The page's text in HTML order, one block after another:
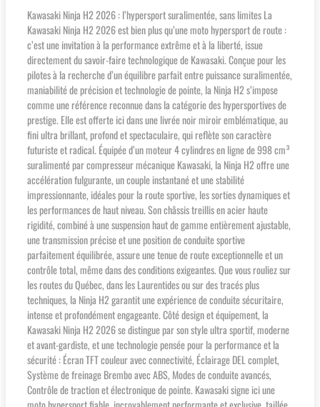
Kawasaki Ninja H2 2026 : l’hypersport suralimentée, sans limites La
Kawasaki Ninja H2 2026 est bien plus qu’une moto hypersport de route :
c’est une invitation à la performance extrême et à la liberté, issue
directement du savoir-faire technologique de Kawasaki. Conçue pour les
pilotes à la recherche d’un équilibre parfait entre puissance suralimentée,
maniabilité de précision et technologie de pointe, la Ninja H2 s’impose
comme une référence reconnue dans la catégorie des hypersportives de
prestige. Elle est offerte ici dans une livrée noir miroir emblématique, au
fini ultra brillant, profond et spectaculaire, qui reflète son caractère
futuriste et radical. Équipée d’un moteur 4 cylindres en ligne de 998 cm³
suralimenté par compresseur mécanique Kawasaki, la Ninja H2 offre une
accélération fulgurante, un couple instantané et une stabilité
impressionnante, idéales pour la route sportive, les sorties dynamiques et
les performances de haut niveau. Son châssis treillis en acier haute
rigidité, combiné à une suspension haut de gamme entièrement ajustable,
une transmission précise et une position de conduite sportive
parfaitement équilibrée, assure une tenue de route exceptionnelle et un
contrôle total, même dans des conditions exigeantes. Que vous rouliez sur
les routes du Québec, dans les Laurentides ou sur des tracés plus
techniques, la Ninja H2 garantit une expérience de conduite sécuritaire,
intense et profondément engageante. Côté design et équipement, la
Kawasaki Ninja H2 2026 se distingue par son style ultra sportif, moderne
et avant-gardiste, et une technologie pensée pour la performance et la
sécurité : Écran TFT couleur avec connectivité, Éclairage DEL complet,
Système de freinage Brembo avec ABS, Modes de conduite avancés,
Contrôle de traction et électronique de pointe. Kawasaki signe ici une